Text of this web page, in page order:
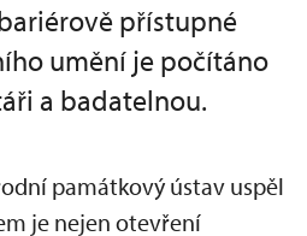
přístupné
umění je počítáno
a badatelnou.
památkový ústav uspěl
je nejen otevření